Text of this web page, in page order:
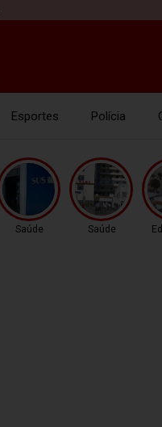
Esportes Polícia
Saúde Saúde